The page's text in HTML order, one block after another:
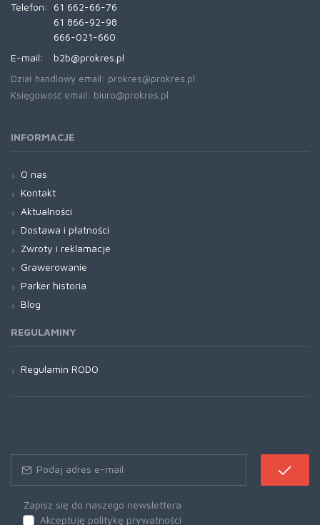
Telefon:
61 662-66-76
61 866-92-98
666-021-660
E-mail:
b2b@prokres.pl
Dział handlowy email: prokres@prokres.pl
Księgowość email: biuro@prokres.pl
INFORMACJE
O nas
Kontakt
Aktualności
Dostawa i płatności
Zwroty i reklamacje
Grawerowanie
Parker historia
Blog
REGULAMINY
Regulamin RODO
Zapisz się do naszego newslettera
Akceptuję politykę prywatności